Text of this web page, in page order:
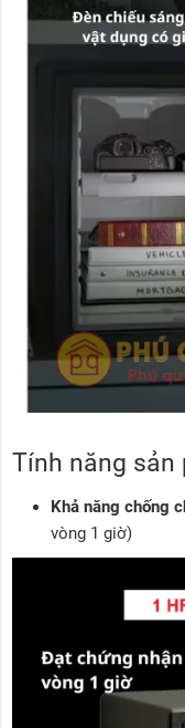
Tính năng sản
Khả năng chống
vòng 1 giờ)